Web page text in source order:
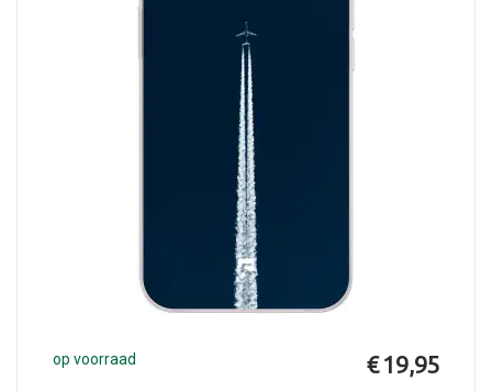
op voorraad € 19,95